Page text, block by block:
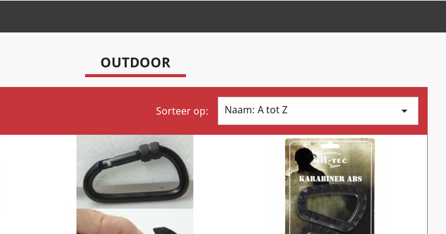
OUTDOOR
Sorteer op: Naam: A tot Z 